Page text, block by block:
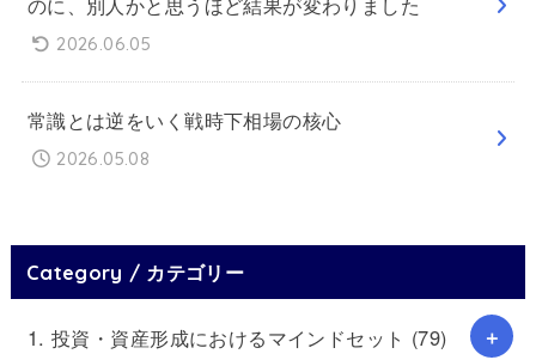
2026.06.05
常識とは逆をいく戦時下相場の核心
2026.05.08
Category / カテゴリー
1. 投資・資産形成におけるマインドセット (79)